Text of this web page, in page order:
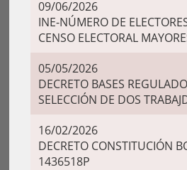
09/06/2026
INE-NÚMERO DE
CENSO ELECTORAL
05/05/2026
DECRETO BASES
SELECCIÓN DE DOS
16/02/2026
DECRETO CONSTITUCIÓN
1436518P